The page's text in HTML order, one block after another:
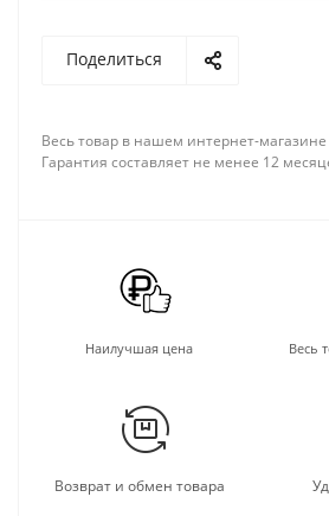
Поделиться
Весь товар в нашем интернет-
Гарантия составляет не менее 12
Наилучшая цена Весь
Возврат и обмен товара